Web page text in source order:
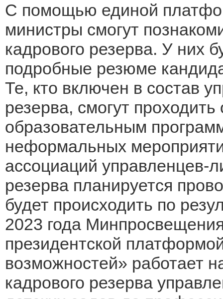
С помощью единой
министры смогут
кадрового резерва. У них
подробные резюме
Те, кто включен в состав
резерва, смогут
образовательным
неформальных
ассоциаций управленцев-
резерва планируется
будет происходить по
2023 года
президентской
возможностей» работает
кадрового резерва